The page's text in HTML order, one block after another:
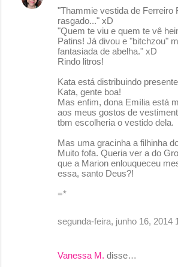
"Thammie vestida de Ferreiro
rasgado..." xD
"Quem te viu e quem te vê
Patins! Já divou e "bitchzou"
fantasiada de abelha." xD
Rindo litros!
Kata está distribuindo
Kata, gente boa!
Mas enfim, dona Emília está
aos meus gostos de
tbm escolheria o vestido dela.
Mas uma gracinha a filhinha
Muito fofa. Queria ver a do
que a Marion enlouqueceu
essa, santo Deus?!
=*
segunda-feira, junho 16, 2014
Vanessa M. disse…